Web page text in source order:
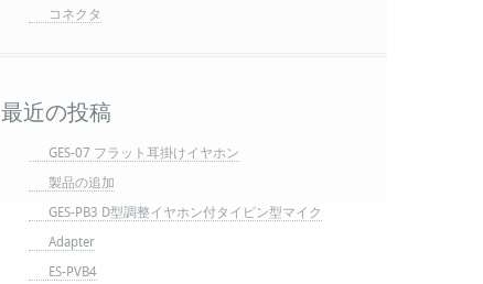
コネクタ
最近の投稿
GES-07 フラット耳掛けイヤホン
製品の追加
GES-PB3 D型調整イヤホン付タイピン型マイク
Adapter
ES-PVB4